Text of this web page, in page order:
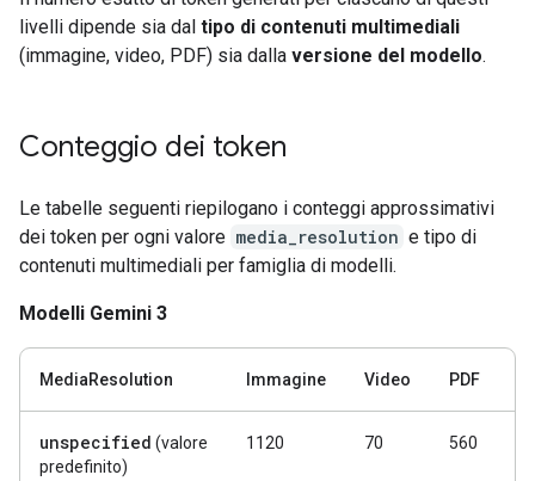
livelli dipende sia dal tipo di contenuti multimediali
(immagine, video, PDF) sia dalla versione del modello.
Conteggio dei token
Le tabelle seguenti riepilogano i conteggi approssimativi
dei token per ogni valore media_resolution e tipo di
contenuti multimediali per famiglia di modelli.
Modelli Gemini 3
MediaResolution Immagine Video PDF
unspecified (valore
predefinito)
1120 70 560